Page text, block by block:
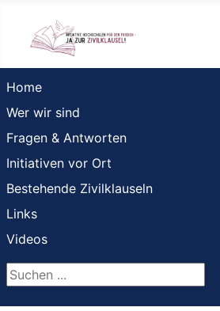
Home
Wer wir sind
Fragen & Antworten
Initiativen vor Ort
Bestehende Zivilklauseln
Links
Videos
Suchen ...